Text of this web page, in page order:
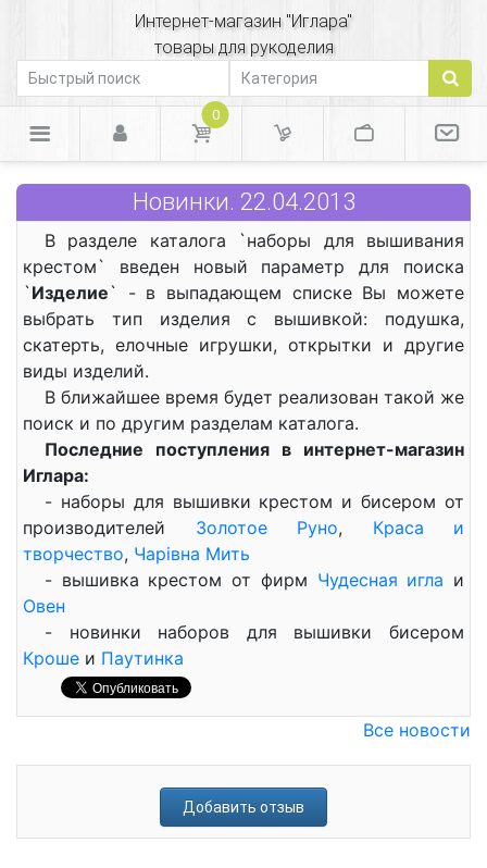
Интернет-магазин "Иглара"
товары для рукоделия
0
Новинки. 22.04.2013
В разделе каталога `наборы для вышивания
крестом` введен новый параметр для поиска
`Изделие` - в выпадающем списке Вы можете
выбрать тип изделия с вышивкой: подушка,
скатерть, елочные игрушки, открытки и другие
виды изделий.
В ближайшее время будет реализован такой же
поиск и по другим разделам каталога.
Последние поступления в интернет-магазин
Иглара:
- наборы для вышивки крестом и бисером от
производителей Золотое Руно, Краса и
творчество, Чарiвна Мить
- вышивка крестом от фирм Чудесная игла и
Овен
- новинки наборов для вышивки бисером
Кроше и Паутинка
Все новости
Добавить отзыв